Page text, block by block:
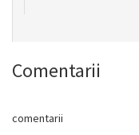
Comentarii
comentarii